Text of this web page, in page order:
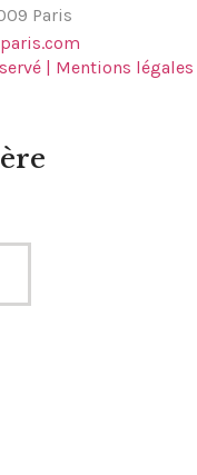
Paris
| Mentions légales